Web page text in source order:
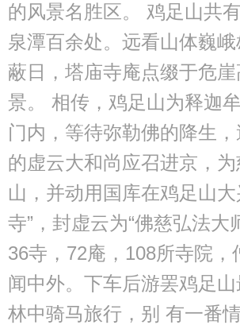
的风景名胜区。 鸡足山共
泉潭百余处。远看山体巍
蔽日，塔庙寺庵点缀于危
景。 相传，鸡足山为释迦
门内，等待弥勒佛的降生
的虚云大和尚应召进京，
山，并动用国库在鸡足山
寺”，封虚云为“佛慈弘法
36寺，72庵，108所寺院
闻中外。下车后游罢鸡足
林中骑马旅行，别 有一番